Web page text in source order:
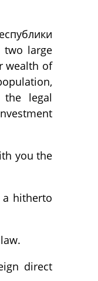
two large
wealth of
the legal
you the
a hitherto
direct